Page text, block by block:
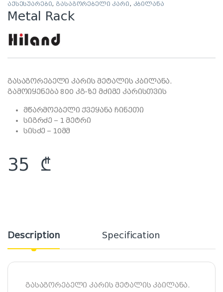
აქსესუარები, გასაგორებელი კარი, კბილანა
Metal Rack
გასაგორებელი კარის მეტალის კბილანა.
გამოიყენება 800 კგ-ზე მძიმე კარისთვის
მწარმოებელი ქვეყანა ჩინეთი
სიგრძე – 1 მეტრი
სისძე – 10მმ
35 ₾
Description Specification
გასაგორებელი კარის მეტალის კბილანა.